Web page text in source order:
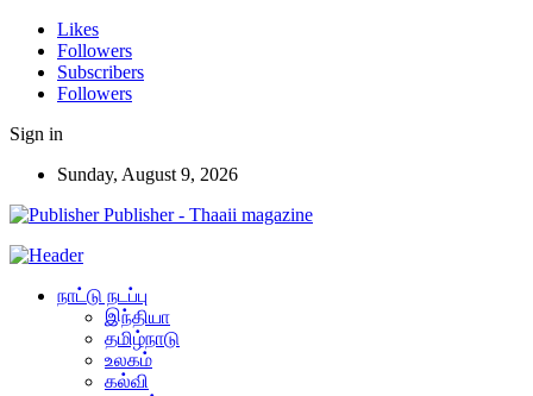
Likes
Followers
Subscribers
Followers
Sign in
Sunday, August 9, 2026
Publisher - Thaaii magazine
நாட்டு நடப்பு
இந்தியா
தமிழ்நாடு
உலகம்
கல்வி